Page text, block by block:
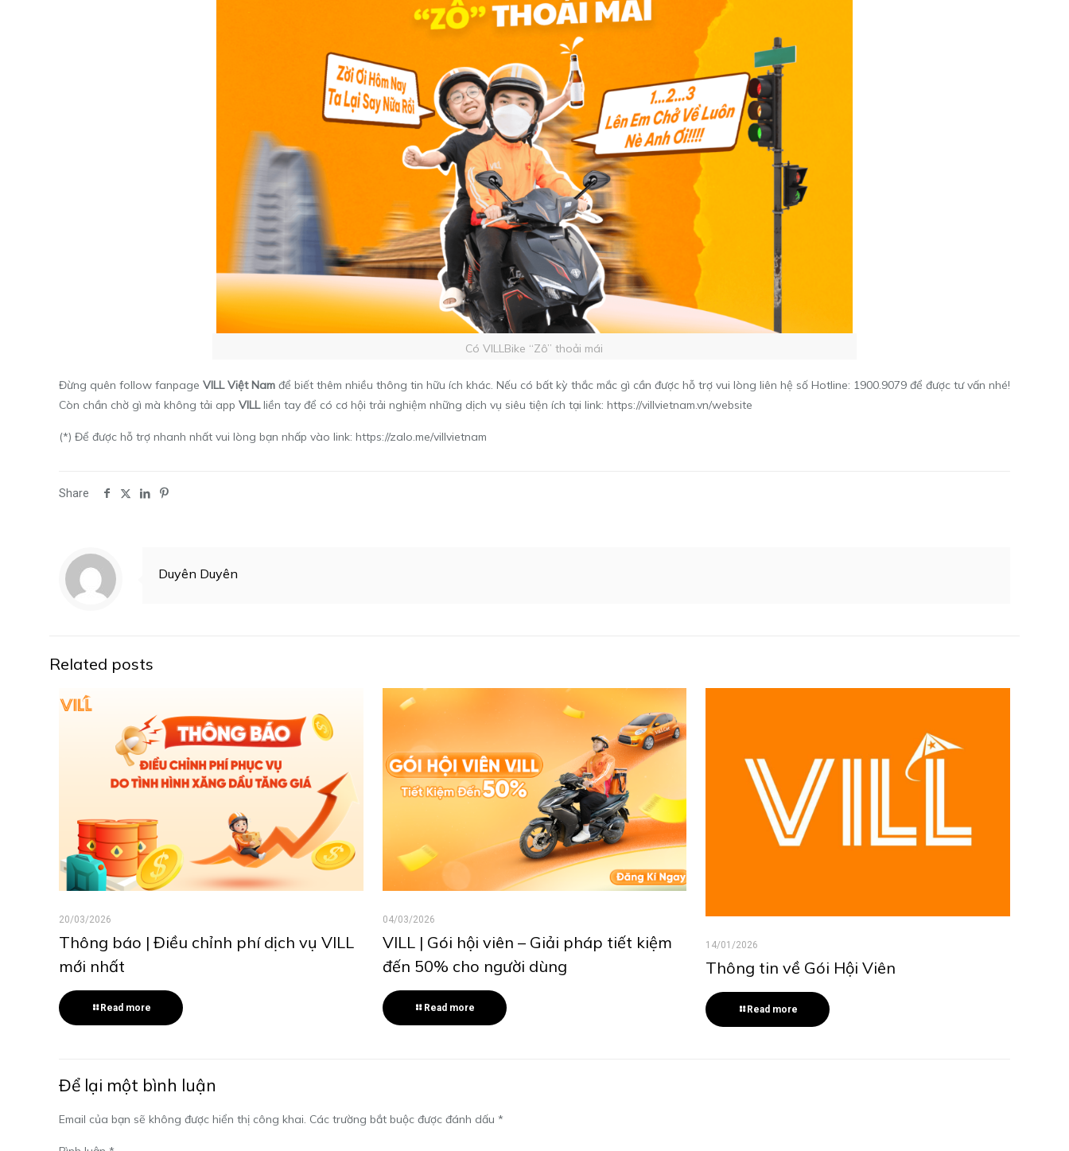
Có VILLBike “Zô” thoải mái
Đừng quên follow fanpageVILL Việt Nam để biết thêm nhiều thông tin hữu ích khác. Nếu có bất kỳ thắc mắc gì cần được hỗ trợ vui lòng liên hệ số Hotline: 1900.9079 để được tư vấn nhé!
Còn chần chờ gì mà không tải appVILLliền tay để có cơ hội trải nghiệm những dịch vụ siêu tiện ích tại link:https://villvietnam.vn/website
(*) Để được hỗ trợ nhanh nhất vui lòng bạn nhấp vào link: https://zalo.me/villvietnam
Share
Duyên Duyên
Related posts
20/03/2026
Thông báo | Điều chỉnh phí dịch vụ VILL
mới nhất
Read more
04/03/2026
VILL | Gói hội viên – Giải pháp tiết kiệm
đến 50% cho người dùng
Read more
14/01/2026
Thông tin về Gói Hội Viên
Read more
Để lại một bình luận
Email của bạn sẽ không được hiển thị công khai. Các trường bắt buộc được đánh dấu *